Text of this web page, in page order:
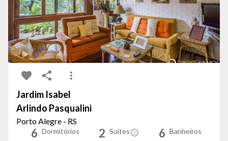
Jardim Isabel
Arlindo Pasqualini
Porto Alegre - RS
6 Dormitórios 2 Suítes 6 Banheiros